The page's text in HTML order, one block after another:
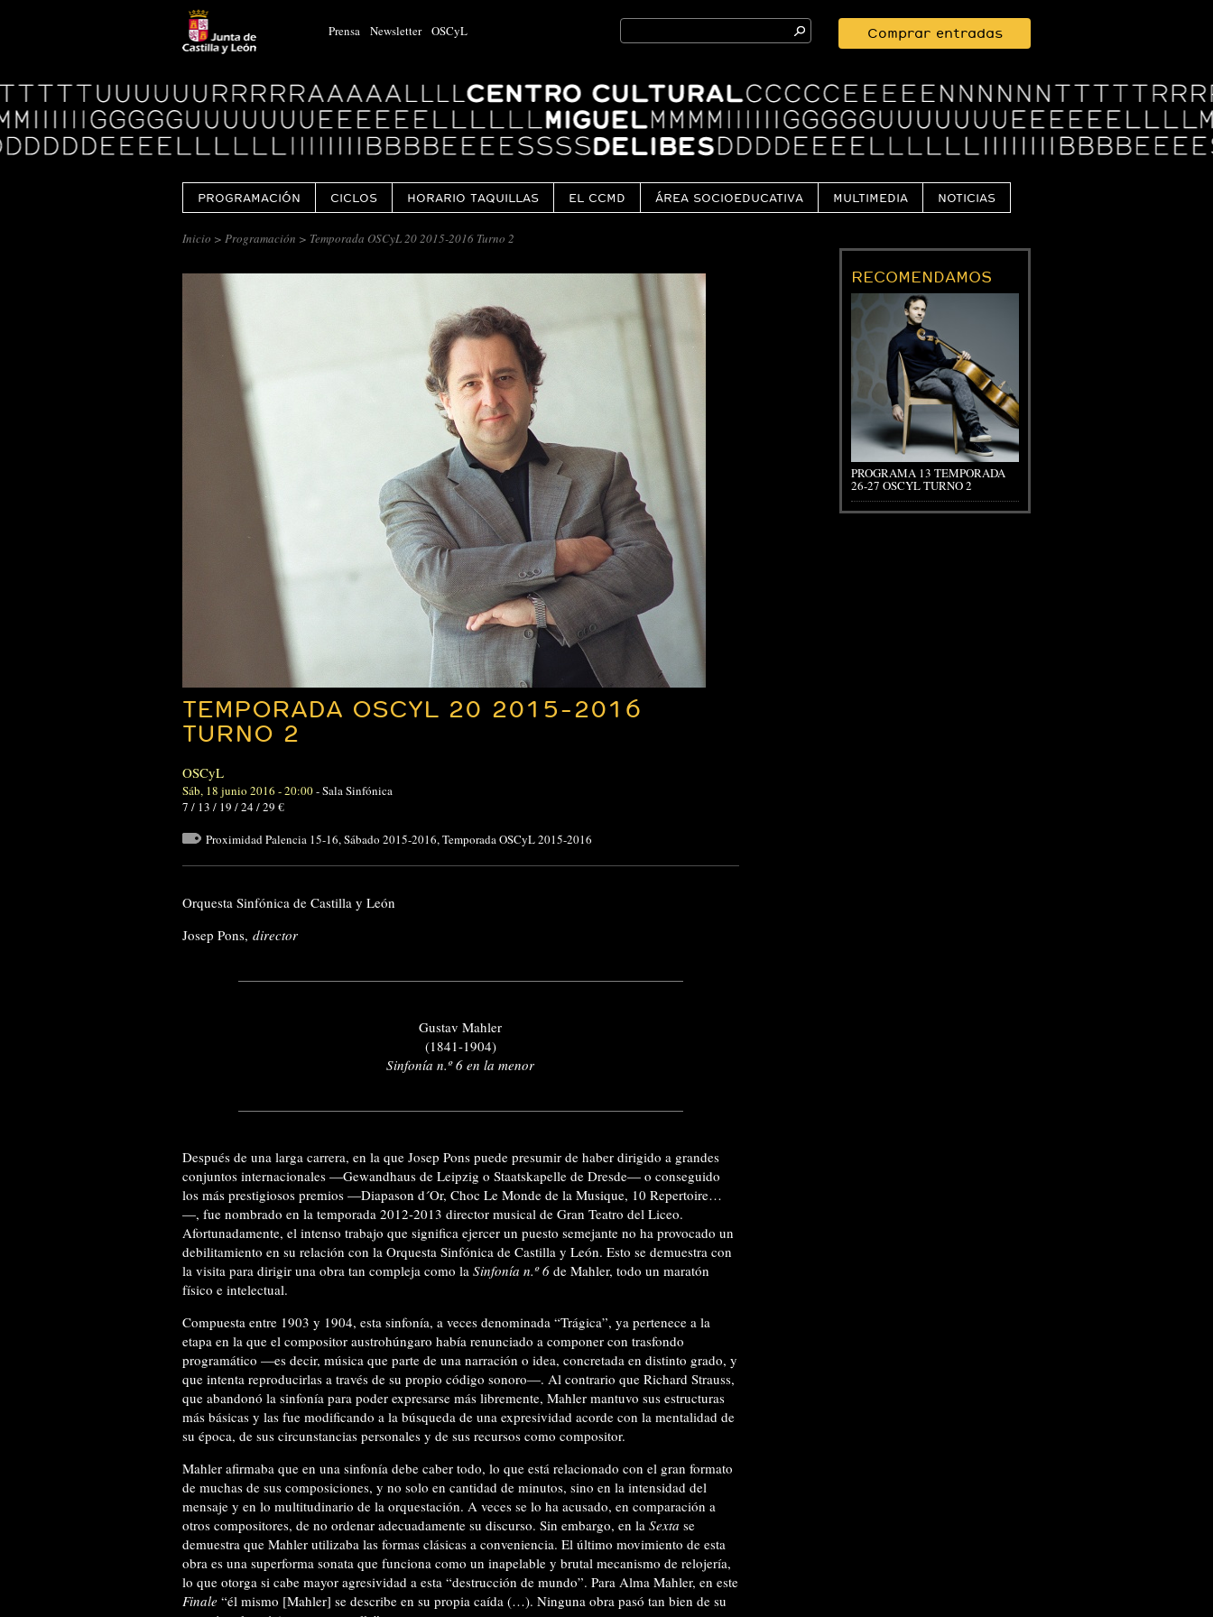
Prensa Newsletter OSCyL
Search
for:
Comprar entradas
Logo
Centro
Cultural
Miguel
Delibes
PROGRAMACIÓN CICLOS HORARIO TAQUILLAS EL CCMD ÁREA SOCIOEDUCATIVA MULTIMEDIA NOTICIAS
Inicio > Programación > Temporada OSCyL 20 2015-2016 Turno 2
TEMPORADA OSCYL 20 2015-2016
TURNO 2
OSCyL
Sáb, 18 junio 2016 - 20:00-Sala Sinfónica
7 / 13 / 19 / 24 / 29 €
Proximidad Palencia 15-16,Sábado 2015-2016,Temporada OSCyL 2015-2016
Orquesta Sinfónica de Castilla y León
Josep Pons, director
Gustav Mahler
(1841-1904)
Sinfonía n.º 6 en la menor
Después de una larga carrera, en la que Josep Pons puede presumir de haber dirigido a grandes
conjuntos internacionales —Gewandhaus de Leipzig o Staatskapelle de Dresde— o conseguido
los más prestigiosos premios —Diapason d´Or, Choc Le Monde de la Musique, 10 Repertoire…
—, fue nombrado en la temporada 2012-2013 director musical de Gran Teatro del Liceo.
Afortunadamente, el intenso trabajo que significa ejercer un puesto semejante no ha provocado un
debilitamiento en su relación con la Orquesta Sinfónica de Castilla y León. Esto se demuestra con
la visita para dirigir una obra tan compleja como la Sinfonía n.º 6 de Mahler, todo un maratón
físico e intelectual.
Compuesta entre 1903 y 1904, esta sinfonía, a veces denominada “Trágica”, ya pertenece a la
etapa en la que el compositor austrohúngaro había renunciado a componer con trasfondo
programático —es decir, música que parte de una narración o idea, concretada en distinto grado, y
que intenta reproducirlas a través de su propio código sonoro—. Al contrario que Richard Strauss,
que abandonó la sinfonía para poder expresarse más libremente, Mahler mantuvo sus estructuras
más básicas y las fue modificando a la búsqueda de una expresividad acorde con la mentalidad de
su época, de sus circunstancias personales y de sus recursos como compositor.
Mahler afirmaba que en una sinfonía debe caber todo, lo que está relacionado con el gran formato
de muchas de sus composiciones, y no solo en cantidad de minutos, sino en la intensidad del
mensaje y en lo multitudinario de la orquestación. A veces se lo ha acusado, en comparación a
otros compositores, de no ordenar adecuadamente su discurso. Sin embargo, en la Sexta se
demuestra que Mahler utilizaba las formas clásicas a conveniencia. El último movimiento de esta
obra es una superforma sonata que funciona como un inapelable y brutal mecanismo de relojería,
lo que otorga si cabe mayor agresividad a esta “destrucción de mundo”. Para Alma Mahler, en este
Finale “él mismo [Mahler] se describe en su propia caída (…). Ninguna obra pasó tan bien de su
RECOMENDAMOS
PROGRAMA 13 TEMPORADA
26-27 OSCYL TURNO 2